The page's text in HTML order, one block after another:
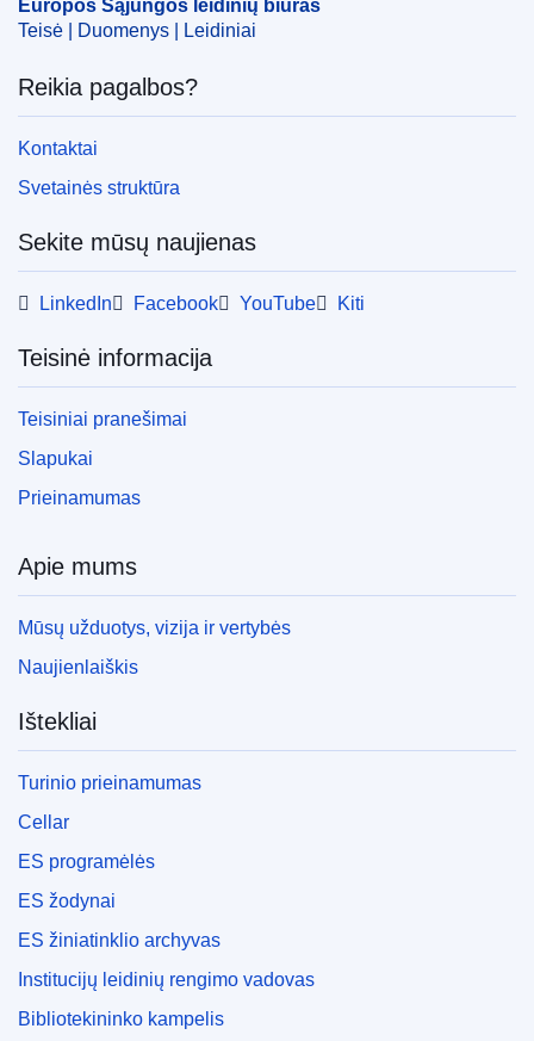
Europos Sąjungos leidinių biuras
Teisė | Duomenys | Leidiniai
Reikia pagalbos?
Kontaktai
Svetainės struktūra
Sekite mūsų naujienas
LinkedIn Facebook YouTube Kiti
Teisinė informacija
Teisiniai pranešimai
Slapukai
Prieinamumas
Apie mums
Mūsų užduotys, vizija ir vertybės
Naujienlaiškis
Ištekliai
Turinio prieinamumas
Cellar
ES programėlės
ES žodynai
ES žiniatinklio archyvas
Institucijų leidinių rengimo vadovas
Bibliotekininko kampelis